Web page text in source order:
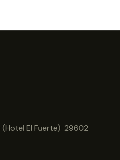
(Hotel El Fuerte) 29602